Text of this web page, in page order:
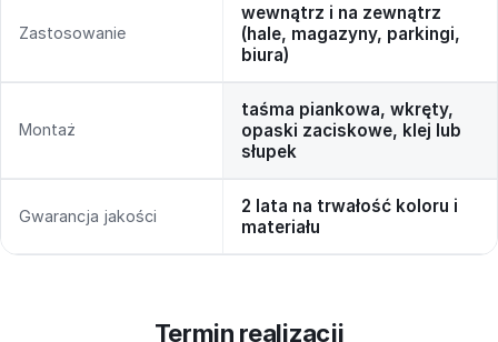
Zastosowanie
wewnątrz i na zewnątrz
(hale, magazyny, parkingi,
biura)
Montaż
taśma piankowa, wkręty,
opaski zaciskowe, klej lub
słupek
Gwarancja jakości
2 lata na trwałość koloru i
materiału
Termin realizacji